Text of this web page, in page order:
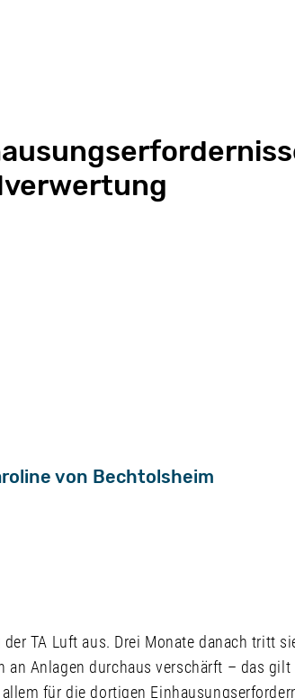
von Bechtolsheim
TA Luft aus. Drei Monate danach tritt
an Anlagen durchaus verschärft – das
für die dortigen